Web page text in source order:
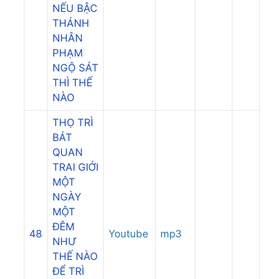
NẾU BẬC
THÁNH
NHÂN
PHẠM
NGỘ SÁT
THÌ THẾ
NÀO
48
THỌ TRÌ
BÁT
QUAN
TRAI GIỚI
MỘT
NGÀY
MỘT
ĐÊM
NHƯ
THẾ NÀO
ĐỂ TRÌ
Youtube mp3